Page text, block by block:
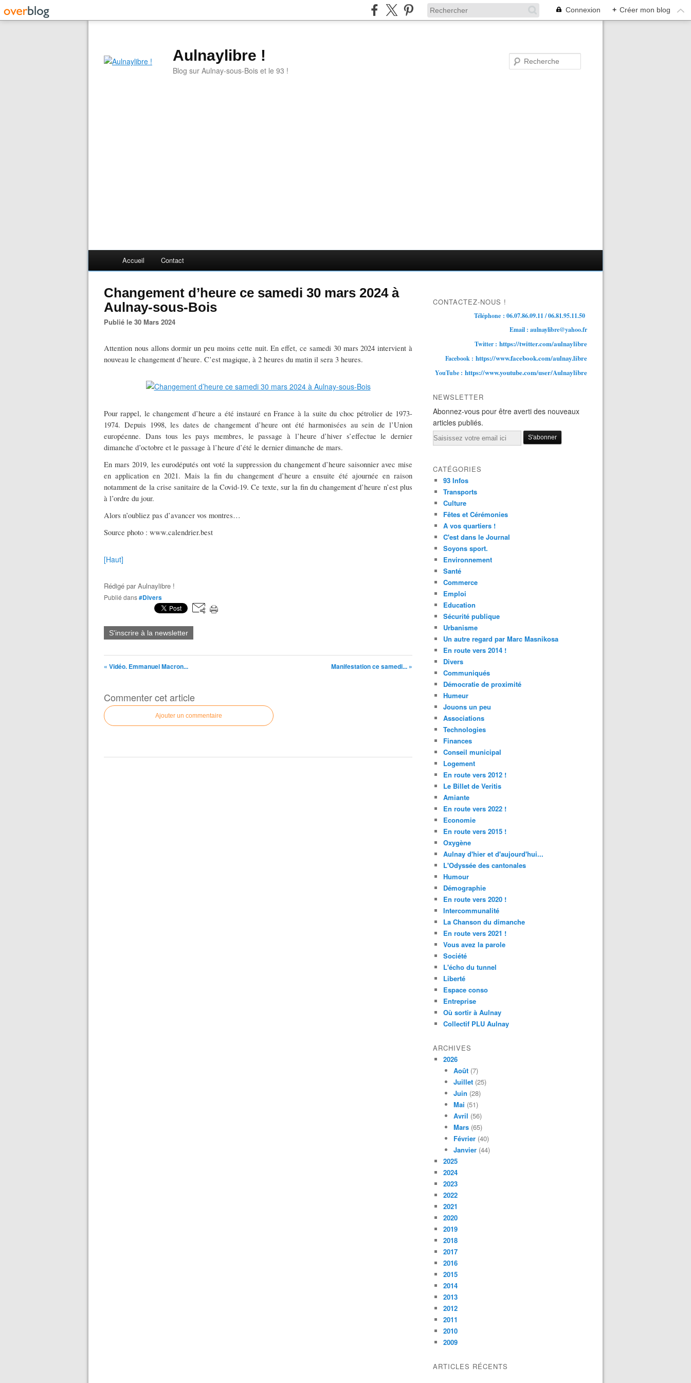
Connexion + Créer mon blog
Aulnaylibre !
Blog sur Aulnay-sous-Bois et le 93 !
Accueil Contact
Changement d’heure ce samedi 30 mars 2024 à
Aulnay-sous-Bois
Publié le 30 Mars 2024
Attention nous allons dormir un peu moins cette nuit. En effet, ce samedi 30 mars 2024 intervient à
nouveau le changement d’heure. C’est magique, à 2 heures du matin il sera 3 heures.
Pour rappel, le changement d’heure a été instauré en France à la suite du choc pétrolier de 1973-
1974. Depuis 1998, les dates de changement d’heure ont été harmonisées au sein de l’Union
européenne. Dans tous les pays membres, le passage à l’heure d’hiver s’effectue le dernier
dimanche d’octobre et le passage à l’heure d’été le dernier dimanche de mars.
En mars 2019, les eurodéputés ont voté la suppression du changement d’heure saisonnier avec mise
en application en 2021. Mais la fin du changement d’heure a ensuite été ajournée en raison
notamment de la crise sanitaire de la Covid-19. Ce texte, sur la fin du changement d’heure n’est plus
à l’ordre du jour.
Alors n’oubliez pas d’avancer vos montres…
Source photo : www.calendrier.best
[Haut]
Rédigé parAulnaylibre !
Publié dans#Divers
S'inscrire à la newsletter
« Vidéo. Emmanuel Macron... Manifestation ce samedi... »
Commenter cet article
Ajouter un commentaire
CONTACTEZ-NOUS !
Téléphone : 06.07.86.09.11 / 06.81.95.11.50
Email : aulnaylibre@yahoo.fr
Twitter : https://twitter.com/aulnaylibre
Facebook : https://www.facebook.com/aulnay.libre
YouTube : https://www.youtube.com/user/Aulnaylibre
NEWSLETTER
Abonnez-vous pour être averti des nouveaux
articles publiés.
Email
CATÉGORIES
93 Infos
Transports
Culture
Fêtes et Cérémonies
A vos quartiers !
C'est dans le Journal
Soyons sport.
Environnement
Santé
Commerce
Emploi
Education
Sécurité publique
Urbanisme
Un autre regard par Marc Masnikosa
En route vers 2014 !
Divers
Communiqués
Démocratie de proximité
Humeur
Jouons un peu
Associations
Technologies
Finances
Conseil municipal
Logement
En route vers 2012 !
Le Billet de Veritis
Amiante
En route vers 2022 !
Economie
En route vers 2015 !
Oxygène
Aulnay d'hier et d'aujourd'hui...
L'Odyssée des cantonales
Humour
Démographie
En route vers 2020 !
Intercommunalité
La Chanson du dimanche
En route vers 2021 !
Vous avez la parole
Société
L'écho du tunnel
Liberté
Espace conso
Entreprise
Où sortir à Aulnay
Collectif PLU Aulnay
ARCHIVES
2026
Août (7)
Juillet (25)
Juin (28)
Mai (51)
Avril (56)
Mars (65)
Février (40)
Janvier (44)
2025
2024
2023
2022
2021
2020
2019
2018
2017
2016
2015
2014
2013
2012
2011
2010
2009
ARTICLES RÉCENTS